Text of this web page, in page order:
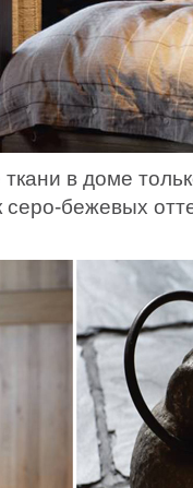
ткани в доме
бежевых